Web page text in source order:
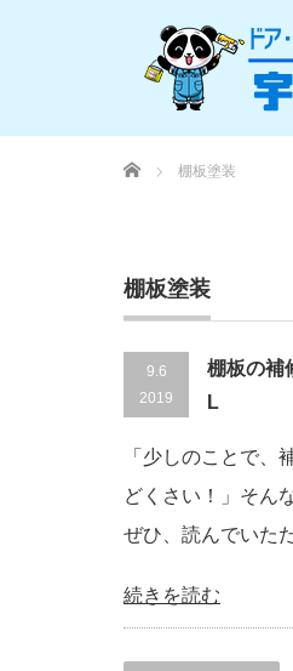
Home 棚板塗装
棚板塗装
9.6
2019
棚板の補
L
「少しのことで、
どくさい！」そん
ぜひ、読んでいた
続きを読む